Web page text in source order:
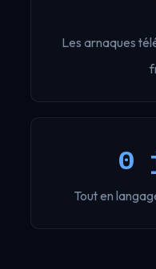
Les arnaques
0
Tout en